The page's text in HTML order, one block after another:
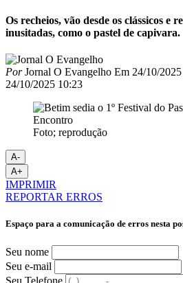
Os recheios, vão desde os clássicos e
inusitadas, como o pastel de capivara.
PorJornal O Evangelho Em 24/10/
24/10/2025 10:23
Foto; reprodução
A-
A+
IMPRIMIR
REPORTAR ERROS
Espaço para a comunicação de erros nesta
Seu nome
Seu e-mail
Seu Telefone